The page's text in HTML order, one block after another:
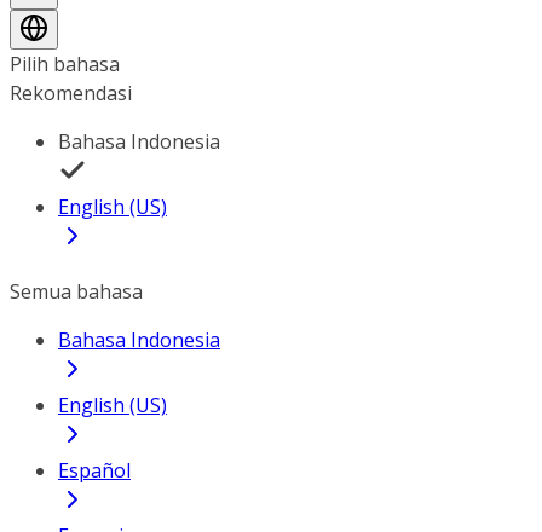
Pilih bahasa
Rekomendasi
Bahasa Indonesia
English (US)
Semua bahasa
Bahasa Indonesia
English (US)
Español